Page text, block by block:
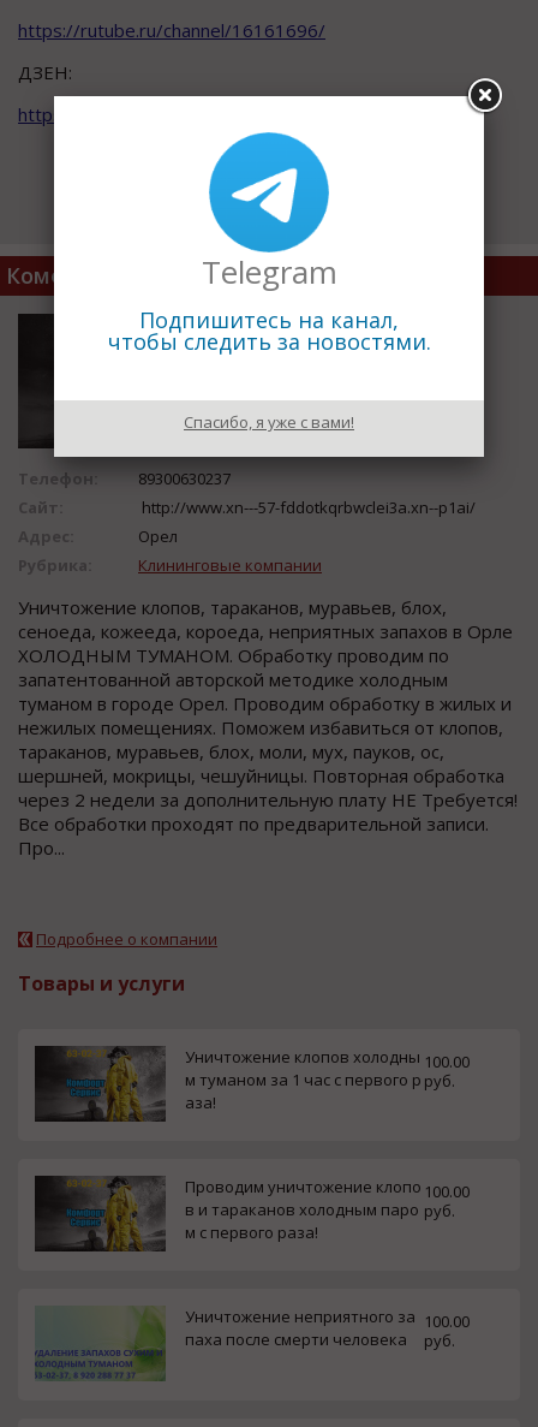
https://rutube.ru/channel/16161696/
ДЗЕН:
https://dzen.ru/id/5c608e45443b6200af09115f
Комфорт Сервис
Телефон:
89300630237
Сайт:
http://www.xn---57-fddotkqrbwclei3a.xn--p1ai/
Адрес:
Орел
Рубрика:
Клининговые компании
Уничтожение клопов, тараканов, муравьев, блох,
сеноеда, кожееда, короеда, неприятных запахов в Орле
ХОЛОДНЫМ ТУМАНОМ. Обработку проводим по
запатентованной авторской методике холодным
туманом в городе Орел. Проводим обработку в жилых и
нежилых помещениях. Поможем избавиться от клопов,
тараканов, муравьев, блох, моли, мух, пауков, ос,
шершней, мокрицы, чешуйницы. Повторная обработка
через 2 недели за дополнительную плату НЕ Требуется!
Все обработки проходят по предварительной записи.
Про...
Подробнее о компании
Товары и услуги
Уничтожение клопов холодны
м туманом за 1 час с первого р
аза!
100.00
руб.
Проводим уничтожение клопо
в и тараканов холодным паро
м с первого раза!
100.00
руб.
Уничтожение неприятного за
паха после смерти человека
100.00
руб.
Telegram
Подпишитесь на канал,
чтобы следить за новостями.
Спасибо, я уже с вами!